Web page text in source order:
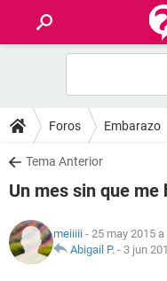
FOROS
SALUD
NUTRICIÓN
Foros Embarazo
Tema Anterior
Un mes sin que
meiiiii - 25 may 2015
Abigail P. - 3 jun